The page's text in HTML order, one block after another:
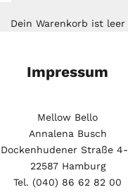
Dein Warenkorb ist leer
Impressum
Mellow Bello
Annalena Busch
Dockenhudener Straße
22587 Hamburg
Tel. (040) 86 62 82 00